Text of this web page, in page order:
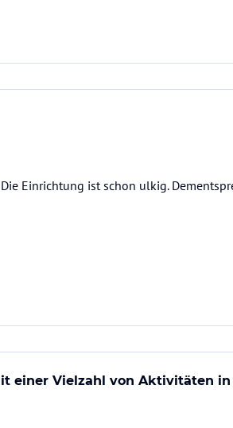
Einrichtung ist schon ulkig.
einer Vielzahl von Aktivitäten